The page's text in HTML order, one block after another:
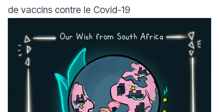
de vaccins contre le Covid-19